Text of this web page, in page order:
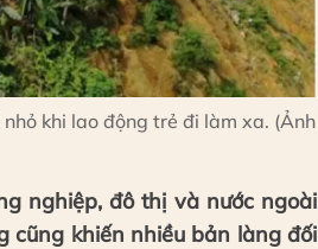
khi lao động trẻ đi làm xa. (Ảnh
nghiệp, đô thị và nước ngoài
cũng khiến nhiều bản làng đối